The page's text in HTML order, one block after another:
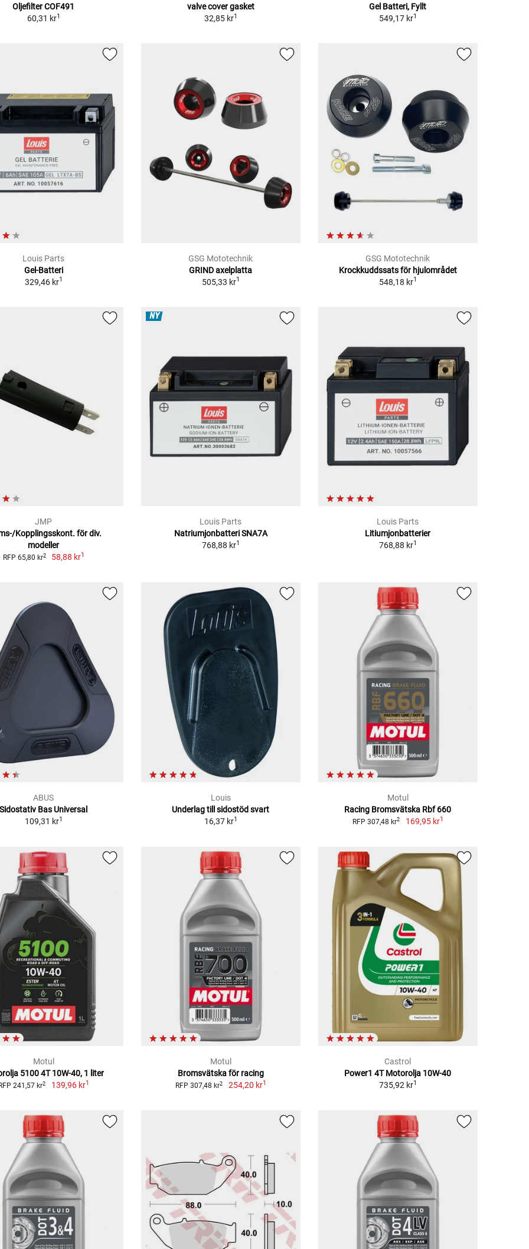
Oljefilter COF491
60,31 kr1
valve cover gasket
32,85 kr1
Gel Batteri, Fyllt
549,17 kr1
Louis Parts
Gel-Batteri
329,46 kr1
GSG Mototechnik
GRIND axelplatta
505,33 kr1
GSG Mototechnik
Krockkuddssats för hjulområdet
548,18 kr1
JMP
Kopplingsskont. för div.
modeller
RFP 65,80 kr2 58,88 kr1
NY
Louis Parts
Natriumjonbatteri SNA7A
768,88 kr1
Louis Parts
Litiumjonbatterier
768,88 kr1
ABUS
Sidostativ Bas Universal
109,31 kr1
Louis
Underlag till sidostöd svart
16,37 kr1
Motul
Racing Bromsvätska Rbf 660
RFP 307,48 kr2 169,95 kr1
Motul
5100 4T 10W-40, 1 liter
241,57 kr2 139,96 kr1
Motul
Bromsvätska för racing
RFP 307,48 kr2 254,20 kr1
Castrol
Power1 4T Motorolja 10W-40
735,92 kr1